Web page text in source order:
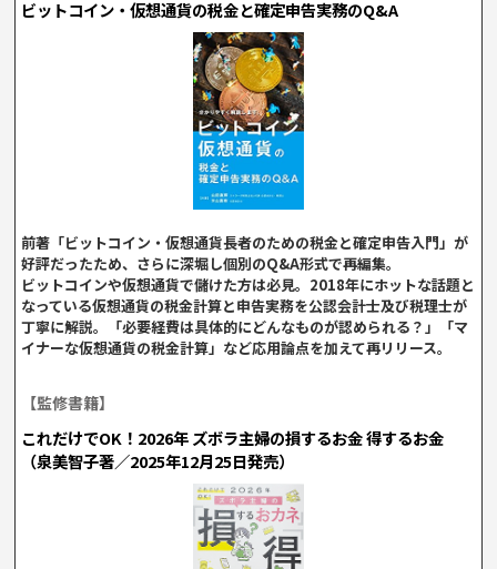
ビットコイン・仮想通貨の税金と確定申告実務のQ&A
前著「ビットコイン・仮想通貨長者のための税金と確定申告入門」が
好評だったため、さらに深堀し個別のQ&A形式で再編集。
ビットコインや仮想通貨で儲けた方は必見。2018年にホットな話題と
なっている仮想通貨の税金計算と申告実務を公認会計士及び税理士が
丁寧に解説。「必要経費は具体的にどんなものが認められる？」「マ
イナーな仮想通貨の税金計算」など応用論点を加えて再リリース。
【監修書籍】
これだけでOK！2026年 ズボラ主婦の損するお金 得するお金
（泉美智子著／2025年12月25日発売）